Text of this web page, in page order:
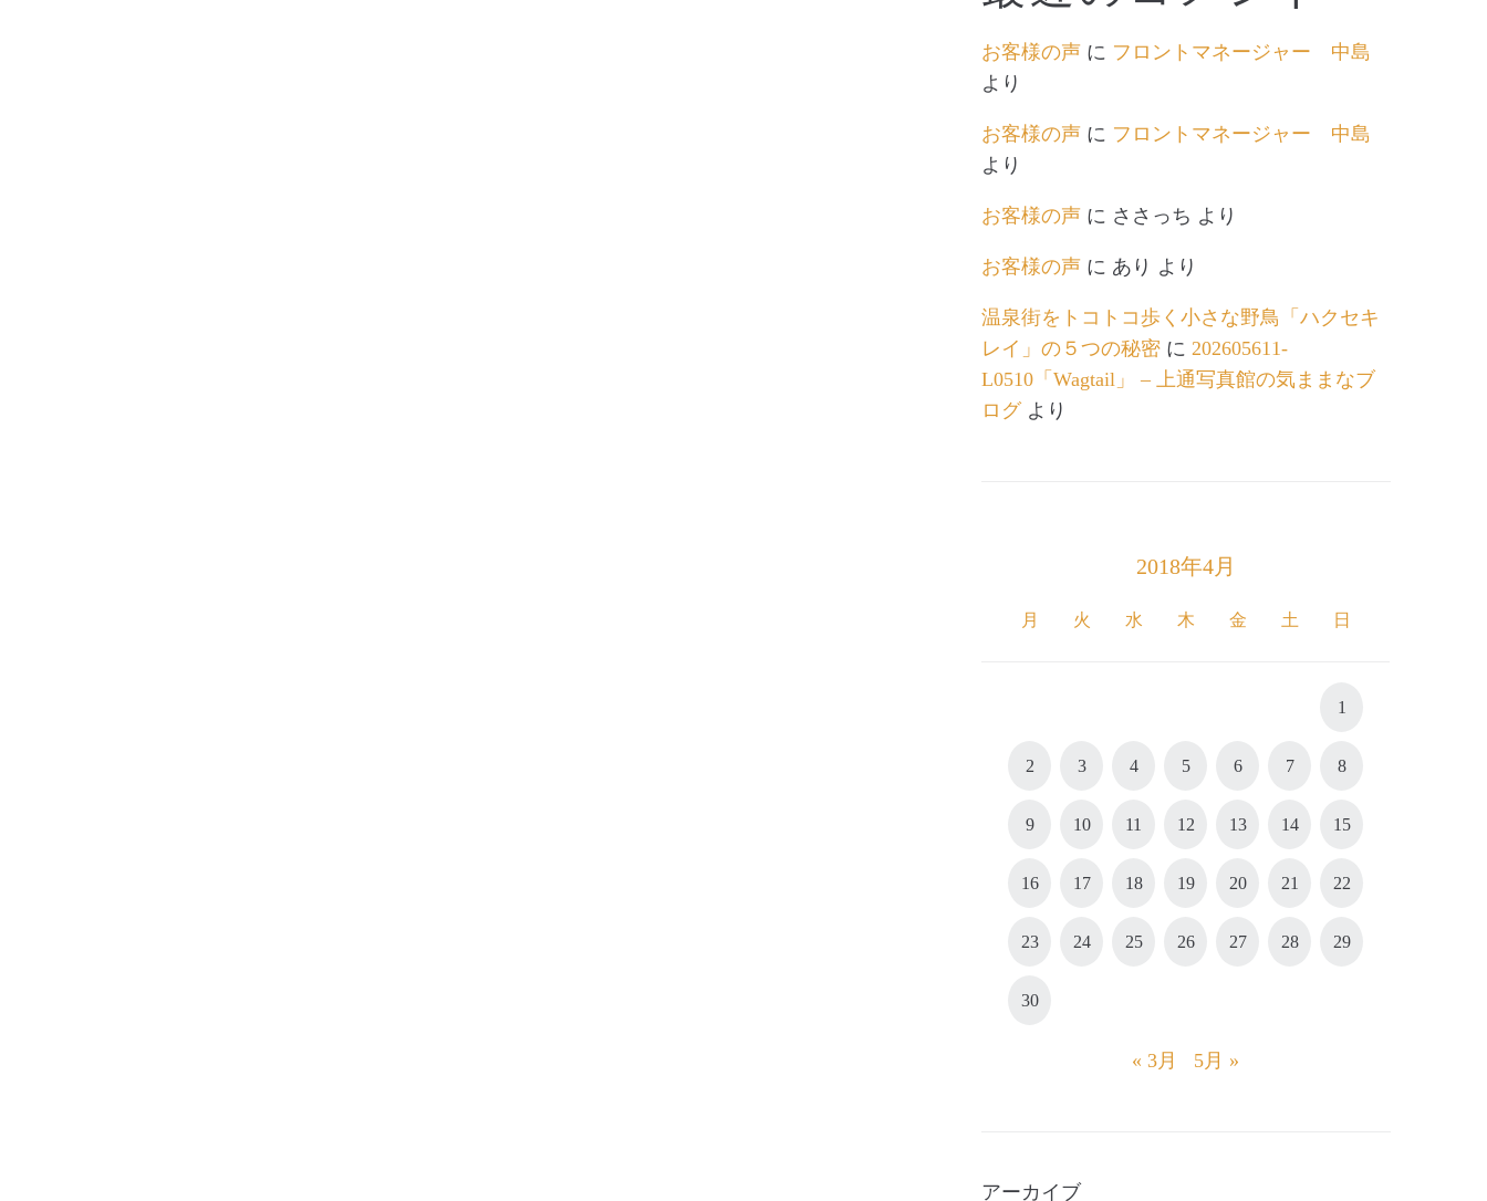
お客様の声 に フロントマネージャー 中島
より
お客様の声 に フロントマネージャー 中島
より
お客様の声 に ささっち より
お客様の声 に あり より
温泉街をトコトコ歩く小さな野鳥「ハクセキ
レイ」の５つの秘密 に 202605611-
L0510「Wagtail」 – 上通写真館の気ままなブ
ログより
2018年4月
月 火 水 木 金 土 日
1
2 3 4 5 6 7 8
9 10 11 12 13 14 15
16 17 18 19 20 21 22
23 24 25 26 27 28 29
30
« 3月 5月 »
アーカイブ